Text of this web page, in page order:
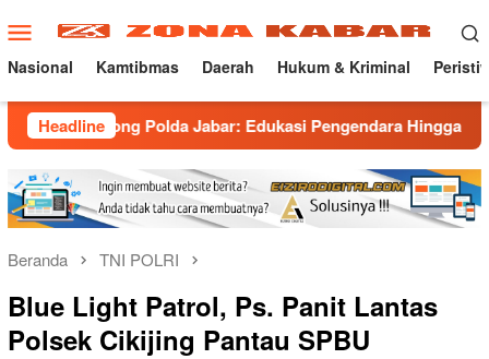
ke
konten
Menu
Mobile
Nasional Kamtibmas Daerah Hukum & Kriminal
Headline
Polda Jabar: Edukasi Pengendara Hingga Ganti Knalpot
Beranda TNI POLRI
Blue Light Patrol, Ps. Panit Lantas
Polsek Cikijing Pantau SPBU